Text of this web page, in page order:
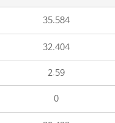
35.584
32.404
2.59
0